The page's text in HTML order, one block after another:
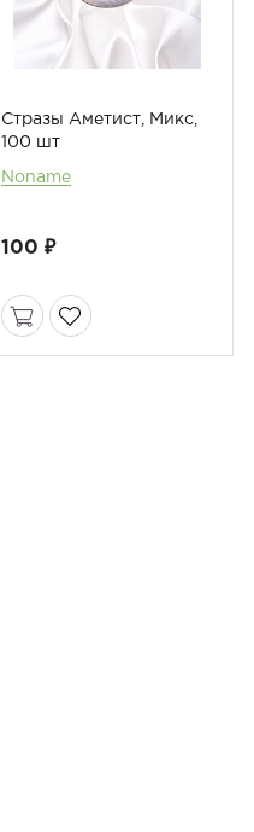
Стразы Аметист, Микс,
100 шт
Noname
100 ₽